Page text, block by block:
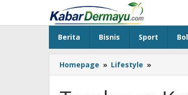
konten
Berita Bisnis Sport
Homepage » Lifestyle »
Kunci